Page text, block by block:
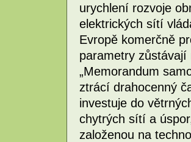
urychlení rozvoje
elektrických sítí
Evropě komerčně
parametry zůstávají
„Memorandum
ztrácí drahocenný
investuje do
chytrých sítí a
založenou na